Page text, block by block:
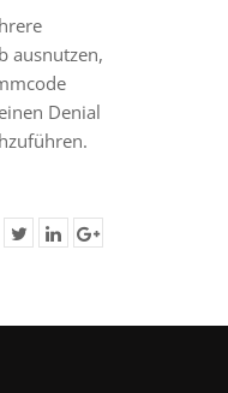
ausnutzen,
Denial